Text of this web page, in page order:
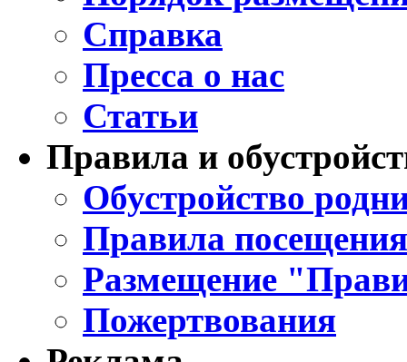
Справка
Пресса о нас
Статьи
Правила и
Обустройство
Правила
Размещение
Пожертвования